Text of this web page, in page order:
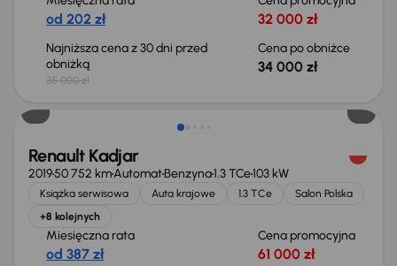
od 202 zł 32 000 zł
Najniższa cena z 30 dni przed
obniżką
35 000 zł
Cena po obniżce
34 000 zł
Taniej o 1 000 zł
Renault Kadjar
201950 752 kmAutomatBenzyna1.3 TCe103 kW
Książka serwisowa Auta krajowe 1.3 TCe
Salon Polska
+8 kolejnych
Miesięczna rata
od 387 zł
Cena promocyjna
61 000 zł